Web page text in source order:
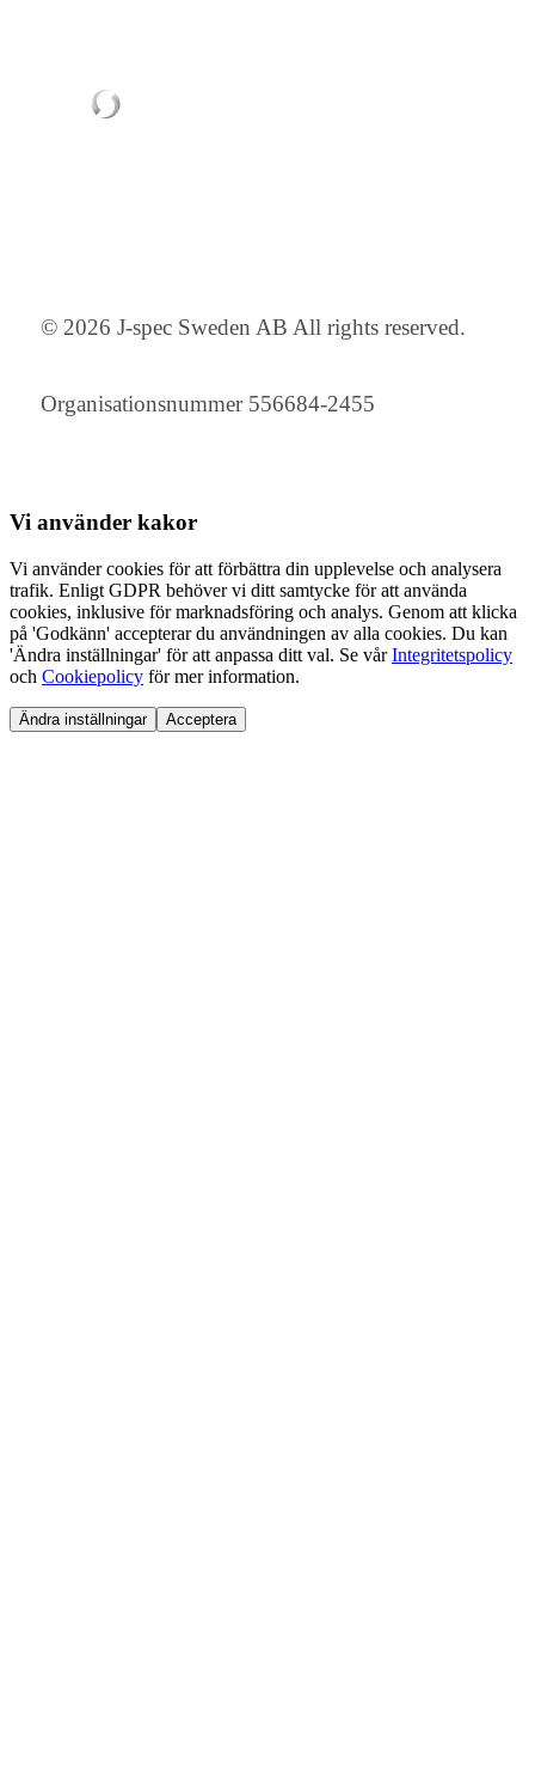
© 2026 J-spec Sweden AB All rights reserved.
Organisationsnummer 556684-2455
Vi använder kakor
Vi använder cookies för att förbättra din upplevelse och analysera
trafik. Enligt GDPR behöver vi ditt samtycke för att använda
cookies, inklusive för marknadsföring och analys. Genom att klicka
på 'Godkänn' accepterar du användningen av alla cookies. Du kan
'Ändra inställningar' för att anpassa ditt val. Se vårIntegritetspolicy
och Cookiepolicy för mer information.
Ändra inställningar Acceptera